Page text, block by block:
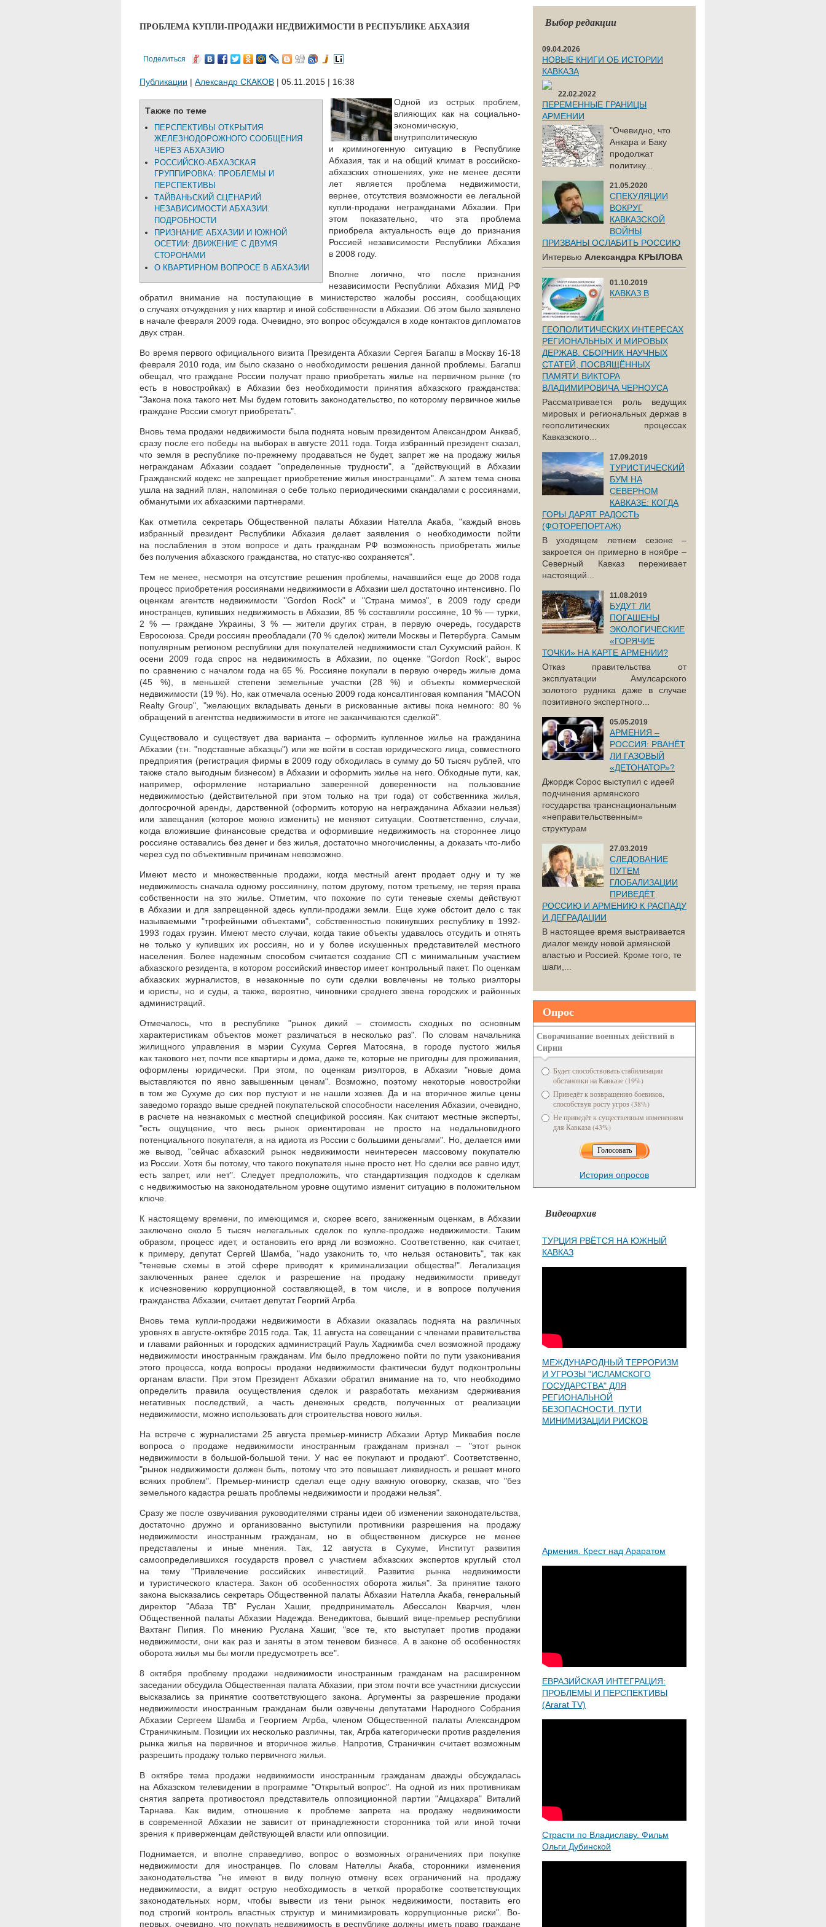
ПРОБЛЕМА КУПЛИ-ПРОДАЖИ НЕДВИЖИМОСТИ В РЕСПУБЛИКЕ АБХАЗИЯ
Поделиться
Публикации | Александр СКАКОВ | 05.11.2015 | 16:38
Также по теме
ПЕРСПЕКТИВЫ ОТКРЫТИЯ
ЖЕЛЕЗНОДОРОЖНОГО СООБЩЕНИЯ
ЧЕРЕЗ АБХАЗИЮ
РОССИЙСКО-АБХАЗСКАЯ
ГРУППИРОВКА: ПРОБЛЕМЫ И
ПЕРСПЕКТИВЫ
ТАЙВАНЬСКИЙ СЦЕНАРИЙ
НЕЗАВИСИМОСТИ АБХАЗИИ.
ПОДРОБНОСТИ
ПРИЗНАНИЕ АБХАЗИИ И ЮЖНОЙ
ОСЕТИИ: ДВИЖЕНИЕ С ДВУМЯ
СТОРОНАМИ
О КВАРТИРНОМ ВОПРОСЕ В АБХАЗИИ
Одной из острых проблем,
влияющих как на социально-
экономическую,
внутриполитическую
и криминогенную ситуацию в Республике
Абхазия, так и на общий климат в российско-
абхазских отношениях, уже не менее десяти
лет является проблема недвижимости,
вернее, отсутствия возможности ее легальной
купли-продажи негражданами Абхазии. При
этом показательно, что эта проблема
приобрела актуальность еще до признания
Россией независимости Республики Абхазия
в 2008 году.
Вполне логично, что после признания
независимости Республики Абхазия МИД РФ
обратил внимание на поступающие в министерство жалобы россиян, сообщающих
о случаях отчуждения у них квартир и иной собственности в Абхазии. Об этом было заявлено
в начале февраля 2009 года. Очевидно, это вопрос обсуждался в ходе контактов дипломатов
двух стран.
Во время первого официального визита Президента Абхазии Сергея Багапш в Москву 16-18
февраля 2010 года, им было сказано о необходимости решения данной проблемы. Багапш
обещал, что граждане России получат право приобретать жилье на первичном рынке (то
есть в новостройках) в Абхазии без необходимости принятия абхазского гражданства:
"Закона пока такого нет. Мы будем готовить законодательство, по которому первичное жилье
граждане России смогут приобретать".
Вновь тема продажи недвижимости была поднята новым президентом Александром Анкваб,
сразу после его победы на выборах в августе 2011 года. Тогда избранный президент сказал,
что земля в республике по-прежнему продаваться не будет, запрет же на продажу жилья
негражданам Абхазии создает "определенные трудности", а "действующий в Абхазии
Гражданский кодекс не запрещает приобретение жилья иностранцами". А затем тема снова
ушла на задний план, напоминая о себе только периодическими скандалами с россиянами,
обманутыми их абхазскими партнерами.
Как отметила секретарь Общественной палаты Абхазии Нателла Акаба, "каждый вновь
избранный президент Республики Абхазия делает заявления о необходимости пойти
на послабления в этом вопросе и дать гражданам РФ возможность приобретать жилье
без получения абхазского гражданства, но статус-кво сохраняется".
Тем не менее, несмотря на отсутствие решения проблемы, начавшийся еще до 2008 года
процесс приобретения россиянами недвижимости в Абхазии шел достаточно интенсивно. По
оценкам агентств недвижимости "Gordon Rock" и "Страна мимоз", в 2009 году среди
иностранцев, купивших недвижимость в Абхазии, 85 % составляли россияне, 10 % — турки,
2 % — граждане Украины, 3 % — жители других стран, в первую очередь, государств
Евросоюза. Среди россиян преобладали (70 % сделок) жители Москвы и Петербурга. Самым
популярным регионом республики для покупателей недвижимости стал Сухумский район. К
осени 2009 года спрос на недвижимость в Абхазии, по оценке "Gordon Rock", вырос
по сравнению с началом года на 65 %. Россияне покупали в первую очередь жилые дома
(45 %), в меньшей степени земельные участки (28 %) и объекты коммерческой
недвижимости (19 %). Но, как отмечала осенью 2009 года консалтинговая компания "MACON
Realty Group", "желающих вкладывать деньги в рискованные активы пока немного: 80 %
обращений в агентства недвижимости в итоге не заканчиваются сделкой".
Существовало и существует два варианта – оформить купленное жилье на гражданина
Абхазии (т.н. "подставные абхазцы") или же войти в состав юридического лица, совместного
предприятия (регистрация фирмы в 2009 году обходилась в сумму до 50 тысяч рублей, что
также стало выгодным бизнесом) в Абхазии и оформить жилье на него. Обходные пути, как,
например, оформление нотариально заверенной доверенности на пользование
недвижимостью (действительной при этом только на три года) от собственника жилья,
долгосрочной аренды, дарственной (оформить которую на негражданина Абхазии нельзя)
или завещания (которое можно изменить) не меняют ситуации. Соответственно, случаи,
когда вложившие финансовые средства и оформившие недвижимость на стороннее лицо
россияне оставались без денег и без жилья, достаточно многочисленны, а доказать что-либо
через суд по объективным причинам невозможно.
Имеют место и множественные продажи, когда местный агент продает одну и ту же
недвижимость сначала одному россиянину, потом другому, потом третьему, не теряя права
собственности на это жилье. Отметим, что похожие по сути теневые схемы действуют
в Абхазии и для запрещенной здесь купли-продажи земли. Еще хуже обстоит дело с так
называемыми "трофейными объектами", собственностью покинувших республику в 1992-
1993 годах грузин. Имеют место случаи, когда такие объекты удавалось отсудить и отнять
не только у купивших их россиян, но и у более искушенных представителей местного
населения. Более надежным способом считается создание СП с минимальным участием
абхазского резидента, в котором российский инвестор имеет контрольный пакет. По оценкам
абхазских журналистов, в незаконные по сути сделки вовлечены не только риэлторы
и юристы, но и суды, а также, вероятно, чиновники среднего звена городских и районных
администраций.
Отмечалось, что в республике "рынок дикий – стоимость сходных по основным
характеристикам объектов может различаться в несколько раз". По словам начальника
жилищного управления в мэрии Сухума Сергея Матосяна, в городе пустого жилья
как такового нет, почти все квартиры и дома, даже те, которые не пригодны для проживания,
оформлены юридически. При этом, по оценкам риэлторов, в Абхазии "новые дома
выставляются по явно завышенным ценам". Возможно, поэтому некоторые новостройки
в том же Сухуме до сих пор пустуют и не нашли хозяев. Да и на вторичное жилье цены
заведомо гораздо выше средней покупательской способности населения Абхазии, очевидно,
в расчете на незнакомых с местной спецификой россиян. Как считают местные эксперты,
"есть ощущение, что весь рынок ориентирован не просто на недальновидного
потенциального покупателя, а на идиота из России с большими деньгами". Но, делается ими
же вывод, "сейчас абхазский рынок недвижимости неинтересен массовому покупателю
из России. Хотя бы потому, что такого покупателя ныне просто нет. Но сделки все равно идут,
есть запрет, или нет". Следует предположить, что стандартизация подходов к сделкам
с недвижимостью на законодательном уровне ощутимо изменит ситуацию в положительном
ключе.
К настоящему времени, по имеющимся и, скорее всего, заниженным оценкам, в Абхазии
заключено около 5 тысяч нелегальных сделок по купле-продаже недвижимости. Таким
образом, процесс идет, и остановить его вряд ли возможно. Соответственно, как считает,
к примеру, депутат Сергей Шамба, "надо узаконить то, что нельзя остановить", так как
"теневые схемы в этой сфере приводят к криминализации общества!". Легализация
заключенных ранее сделок и разрешение на продажу недвижимости приведут
к исчезновению коррупционной составляющей, в том числе, и в вопросе получения
гражданства Абхазии, считает депутат Георгий Агрба.
Вновь тема купли-продажи недвижимости в Абхазии оказалась поднята на различных
уровнях в августе-октябре 2015 года. Так, 11 августа на совещании с членами правительства
и главами районных и городских администраций Рауль Хаджимба счел возможной продажу
недвижимости иностранным гражданам. Им было предложено пойти по пути узаконивания
этого процесса, когда вопросы продажи недвижимости фактически будут подконтрольны
органам власти. При этом Президент Абхазии обратил внимание на то, что необходимо
определить правила осуществления сделок и разработать механизм сдерживания
негативных последствий, а часть денежных средств, полученных от реализации
недвижимости, можно использовать для строительства нового жилья.
На встрече с журналистами 25 августа премьер-министр Абхазии Артур Миквабия после
вопроса о продаже недвижимости иностранным гражданам признал – "этот рынок
недвижимости в большой-большой тени. У нас ее покупают и продают". Соответственно,
"рынок недвижимости должен быть, потому что это повышает ликвидность и решает много
всяких проблем". Премьер-министр сделал еще одну важную оговорку, сказав, что "без
земельного кадастра решать проблемы недвижимости и продажи нельзя".
Сразу же после озвучивания руководителями страны идеи об изменении законодательства,
достаточно дружно и организованно выступили противники разрешения на продажу
недвижимости иностранным гражданам, но в общественном дискурсе не менее
представлены и иные мнения. Так, 12 августа в Сухуме, Институт развития
самоопределившихся государств провел с участием абхазских экспертов круглый стол
на тему "Привлечение российских инвестиций. Развитие рынка недвижимости
и туристического кластера. Закон об особенностях оборота жилья". За принятие такого
закона высказались секретарь Общественной палаты Абхазии Нателла Акаба, генеральный
директор "Абаза ТВ" Руслан Хашиг, предприниматель Абессалон Кварчия, член
Общественной палаты Абхазии Надежда. Венедиктова, бывший вице-премьер республики
Вахтанг Пипия. По мнению Руслана Хашиг, "все те, кто выступает против продажи
недвижимости, они как раз и заняты в этом теневом бизнесе. А в законе об особенностях
оборота жилья мы бы могли предусмотреть все".
8 октября проблему продажи недвижимости иностранным гражданам на расширенном
заседании обсудила Общественная палата Абхазии, при этом почти все участники дискуссии
высказались за принятие соответствующего закона. Аргументы за разрешение продажи
недвижимости иностранным гражданам были озвучены депутатами Народного Собрания
Абхазии Сергеем Шамба и Георгием Агрба, членом Общественной палаты Александром
Страничкиным. Позиции их несколько различны, так, Агрба категорически против разделения
рынка жилья на первичное и вторичное жилье. Напротив, Страничкин считает возможным
разрешить продажу только первичного жилья.
В октябре тема продажи недвижимости иностранным гражданам дважды обсуждалась
на Абхазском телевидении в программе "Открытый вопрос". На одной из них противникам
снятия запрета противостоял представитель оппозиционной партии "Амцахара" Виталий
Тарнава. Как видим, отношение к проблеме запрета на продажу недвижимости
в современной Абхазии не зависит от принадлежности сторонника той или иной точки
зрения к приверженцам действующей власти или оппозиции.
Поднимается, и вполне справедливо, вопрос о возможных ограничениях при покупке
недвижимости для иностранцев. По словам Нателлы Акаба, сторонники изменения
законодательства "не имеют в виду полную отмену всех ограничений на продажу
недвижимости, а видят острую необходимость в четкой проработке соответствующих
законодательных норм, чтобы вывести из тени рынок недвижимости, поставить его
под строгий контроль властных структур и минимизировать коррупционные риски". Во-
первых, очевидно, что покупать недвижимость в республике должны иметь право граждане
Выбор редакции
09.04.2026
НОВЫЕ КНИГИ ОБ ИСТОРИИ
КАВКАЗА
22.02.2022
ПЕРЕМЕННЫЕ ГРАНИЦЫ
АРМЕНИИ
"Очевидно, что
Анкара и Баку
продолжат
политику...
21.05.2020
СПЕКУЛЯЦИИ
ВОКРУГ
КАВКАЗСКОЙ
ВОЙНЫ
ПРИЗВАНЫ ОСЛАБИТЬ РОССИЮ
Интервью Александра КРЫЛОВА
01.10.2019
КАВКАЗ В
ГЕОПОЛИТИЧЕСКИХ ИНТЕРЕСАХ
РЕГИОНАЛЬНЫХ И МИРОВЫХ
ДЕРЖАВ. СБОРНИК НАУЧНЫХ
СТАТЕЙ, ПОСВЯЩЁННЫХ
ПАМЯТИ ВИКТОРА
ВЛАДИМИРОВИЧА ЧЕРНОУСА
Рассматривается роль ведущих
мировых и региональных держав в
геополитических процессах
Кавказского...
17.09.2019
ТУРИСТИЧЕСКИЙ
БУМ НА
СЕВЕРНОМ
КАВКАЗЕ: КОГДА
ГОРЫ ДАРЯТ РАДОСТЬ
(ФОТОРЕПОРТАЖ)
В уходящем летнем сезоне –
закроется он примерно в ноябре –
Северный Кавказ переживает
настоящий...
11.08.2019
БУДУТ ЛИ
ПОГАШЕНЫ
ЭКОЛОГИЧЕСКИЕ
«ГОРЯЧИЕ
ТОЧКИ» НА КАРТЕ АРМЕНИИ?
Отказ правительства от
эксплуатации Амулсарского
золотого рудника даже в случае
позитивного экспертного...
05.05.2019
АРМЕНИЯ –
РОССИЯ: РВАНЁТ
ЛИ ГАЗОВЫЙ
«ДЕТОНАТОР»?
Джордж Сорос выступил с идеей
подчинения армянского
государства транснациональным
«неправительственным»
структурам
27.03.2019
СЛЕДОВАНИЕ
ПУТЕМ
ГЛОБАЛИЗАЦИИ
ПРИВЕДЁТ
РОССИЮ И АРМЕНИЮ К РАСПАДУ
И ДЕГРАДАЦИИ
В настоящее время выстраивается
диалог между новой армянской
властью и Россией. Кроме того, те
шаги,...
Опрос
Сворачивание военных действий в
Сирии
Будет способствовать стабилизации
обстановки на Кавказе (19%)
Приведёт к возвращению боевиков,
способствуя росту угроз (38%)
Не приведёт к существенным изменениям
для Кавказа (43%)
История опросов
Видеоархив
ТУРЦИЯ РВЁТСЯ НА ЮЖНЫЙ
КАВКАЗ
МЕЖДУНАРОДНЫЙ ТЕРРОРИЗМ
И УГРОЗЫ "ИСЛАМСКОГО
ГОСУДАРСТВА" ДЛЯ
РЕГИОНАЛЬНОЙ
БЕЗОПАСНОСТИ. ПУТИ
МИНИМИЗАЦИИ РИСКОВ
Армения. Крест над Араратом
ЕВРАЗИЙСКАЯ ИНТЕГРАЦИЯ:
ПРОБЛЕМЫ И ПЕРСПЕКТИВЫ
(Ararat TV)
Страсти по Владиславу. Фильм
Ольги Дубинской